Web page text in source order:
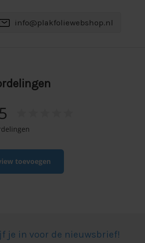
info@plakfoliewebshop.nl
toevoegen
je in voor de nieuwsbrief!